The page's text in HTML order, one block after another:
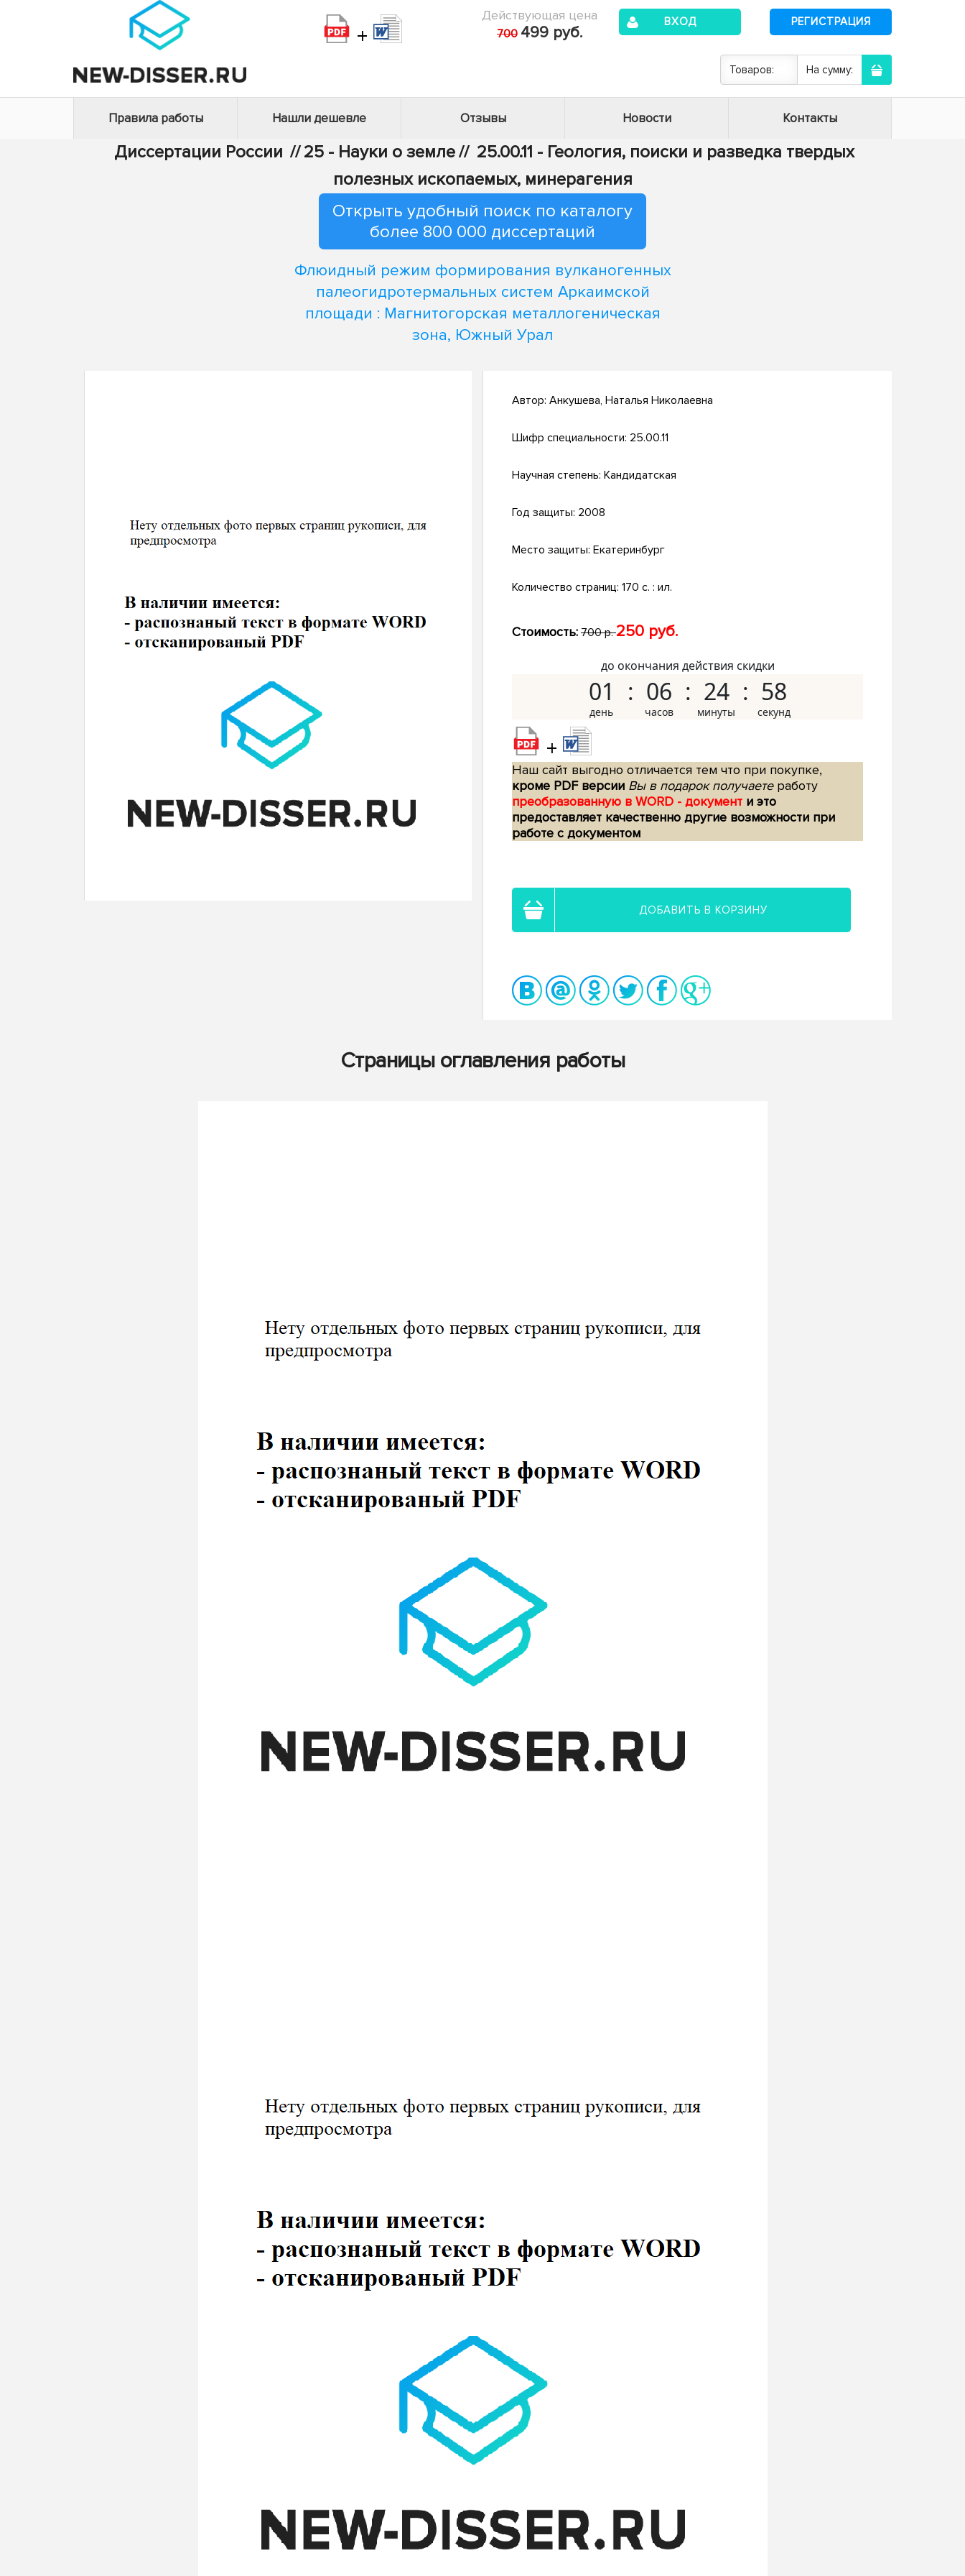
+
Действующая цена
700 499 руб.
ВХОД РЕГИСТРАЦИЯ
Товаров: На сумму:
Правила работы Нашли дешевле Отзывы Новости Контакты
Диссертации России // 25 - Науки о земле// 25.00.11 - Геология, поиски и разведка твердых
полезных ископаемых, минерагения
Открыть удобный поиск по каталогу
более 800 000 диссертаций
Флюидный режим формирования вулканогенных
палеогидротермальных систем Аркаимской
площади : Магнитогорская металлогеническая
зона, Южный Урал
Автор: Анкушева, Наталья Николаевна
Шифр специальности: 25.00.11
Научная степень: Кандидатская
Год защиты: 2008
Место защиты: Екатеринбург
Количество страниц: 170 с. : ил.
Стоимость: 700 р.250 руб.
до окончания действия скидки
01 06 24 57
+
Наш сайт выгодно отличается тем что при покупке,
кроме PDF версии Вы в подарок получаетеработу
преобразованную в WORD - документ и это
предоставляет качественно другие возможности при
работе с документом
ДОБАВИТЬ В КОРЗИНУ
Страницы оглавления работы